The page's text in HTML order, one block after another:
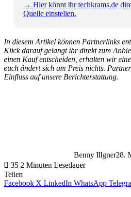
→ Hier könnt ihr techkrams.de
Quelle einstellen.
In diesem Artikel können Partnerlinks
Klick darauf gelangt ihr direkt zum
einen Kauf entscheiden, erhalten wir
euch ändert sich am Preis nichts.
Einfluss auf unsere Berichterstattung.
Benny Illgner28.
35 2 Minuten Lesedauer
Teilen
Facebook X LinkedIn WhatsApp